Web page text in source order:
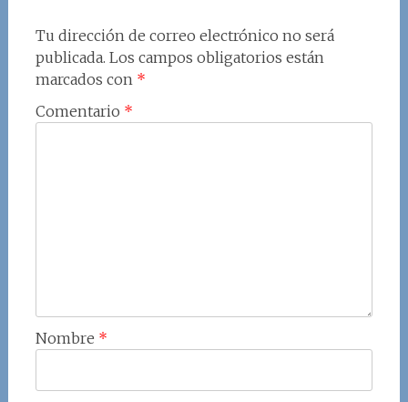
Tu dirección de correo electrónico no será
publicada. Los campos obligatorios están
marcados con *
Comentario *
Nombre *